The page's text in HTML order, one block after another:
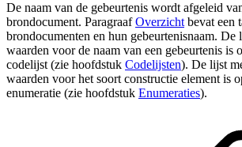
De naam van de gebeurtenis wordt afgeleid
brondocument. ParagraafOverzicht bevat een
brondocumenten en hun gebeurtenisnaam. De
waarden voor de naam van een gebeurtenis is
codelijst (zie hoofdstuk Codelijsten). De lijst
waarden voor het soort constructie element is
enumeratie (zie hoofdstuk Enumeraties).